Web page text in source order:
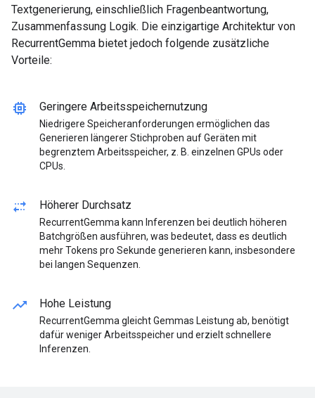
Textgenerierung, einschließlich Fragenbeantwortung,
Zusammenfassung Logik. Die einzigartige Architektur von
RecurrentGemma bietet jedoch folgende zusätzliche
Vorteile:
memory Geringere Arbeitsspeichernutzung
Niedrigere Speicheranforderungen ermöglichen das
Generieren längerer Stichproben auf Geräten mit
begrenztem Arbeitsspeicher, z. B. einzelnen GPUs oder
CPUs.
multiple_stop Höherer Durchsatz
RecurrentGemma kann Inferenzen bei deutlich höheren
Batchgrößen ausführen, was bedeutet, dass es deutlich
mehr Tokens pro Sekunde generieren kann, insbesondere
bei langen Sequenzen.
trending_up Hohe Leistung
RecurrentGemma gleicht Gemmas Leistung ab, benötigt
dafür weniger Arbeitsspeicher und erzielt schnellere
Inferenzen.